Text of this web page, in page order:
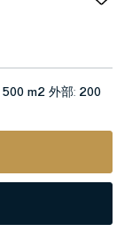
500 m2外部: 200